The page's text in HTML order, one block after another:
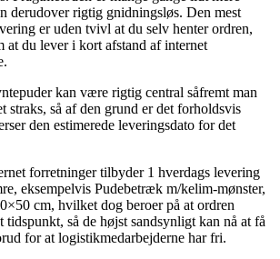
derudover rigtig gnidningsløs. Den mest
er uden tvivl at du selv henter ordren,
at du lever i kort afstand af internet
kan være rigtig central såfremt man
straks, så af den grund er det forholdsvis
den estimerede leveringsdato for det
forretninger tilbyder 1 hverdags levering
eksempelvis Pudebetræk m/kelim-mønster,
cm, hvilket dog beroer på at ordren
så de højst sandsynligt kan nå at få
for at logistikmedarbejderne har fri.